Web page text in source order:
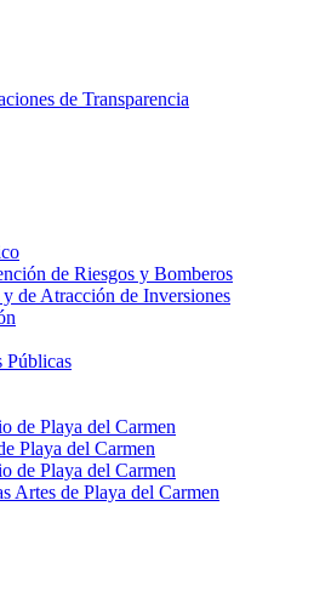
de Transparencia
de Riesgos y Bomberos
de Atracción de Inversiones
Públicas
de Playa del Carmen
Playa del Carmen
de Playa del Carmen
Artes de Playa del Carmen